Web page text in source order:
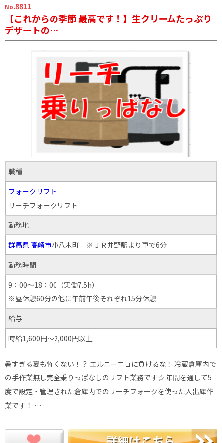
No.8811
【これからの季節 最高です！】生クリームたっぷり
デザートの…
職種
フォークリフト
リーチフォークリフト
勤務地
群馬県 高崎市小八木町 ※ＪＲ井野駅より車で6分
勤務時間
9：00～18：00（実働7.5h）
※昼休憩60分の他に午前午後それぞれ15分休憩
給与
時給1,600円～2,000円以上
暑すぎる夏も怖くない！？ エルニーニョに負けるな！ 冷蔵倉庫内で
の手作業無し完全乗りっぱなしのリフト業務です☆ 年間を通して5
度で設定・管理された倉庫内でのリーチフォークを使った入出庫作
業です！ …